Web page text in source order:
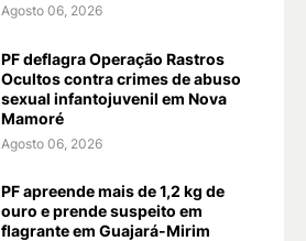
Agosto 06, 2026
PF deflagra Operação Rastros
Ocultos contra crimes de abuso
sexual infantojuvenil em Nova
Mamoré
Agosto 06, 2026
PF apreende mais de 1,2 kg de
ouro e prende suspeito em
flagrante em Guajará-Mirim